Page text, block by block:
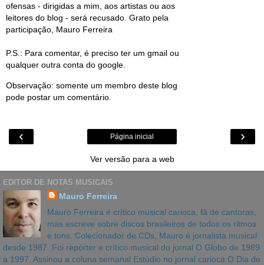
ofensas - dirigidas a mim, aos artistas ou aos
leitores do blog - será recusado. Grato pela
participação, Mauro Ferreira
P.S.: Para comentar, é preciso ter um gmail ou
qualquer outra conta do google.
Observação: somente um membro deste blog
pode postar um comentário.
‹ ›
Página inicial
Ver versão para a web
EDITOR DE NOTAS MUSICAIS
Mauro Ferreira
Mauro Ferreira é crítico musical carioca, fã de cantoras,
mas escreve sobre discos brasileiros de todos os ritmos
e tons. Colecionador de CDs, Mauro é jornalista musical
desde 1987. Foi repórter e crítico musical do jornal O Globo de 1989
a 1997. Assinou a coluna semanal Estúdio no jornal carioca O Dia de